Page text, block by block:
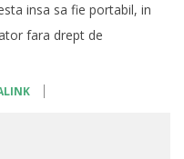
insa sa fie portabil, in
fara drept de